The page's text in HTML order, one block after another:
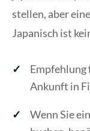
stellen, aber
Japanisch ist
Empfehlung
Ankunft in
Wenn Sie